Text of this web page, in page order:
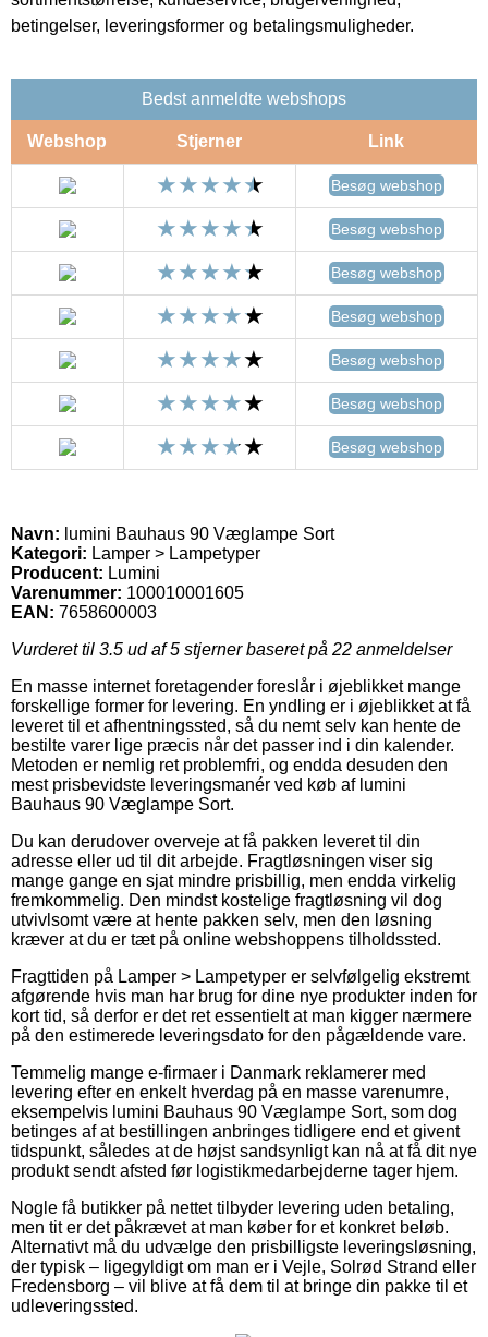
betingelser, leveringsformer og betalingsmuligheder.
Bedst anmeldte webshops
Webshop Stjerner Link
Besøg webshop
Besøg webshop
Besøg webshop
Besøg webshop
Besøg webshop
Besøg webshop
Besøg webshop
Navn: lumini Bauhaus 90 Væglampe Sort
Kategori: Lamper > Lampetyper
Producent: Lumini
Varenummer: 100010001605
EAN: 7658600003
Vurderet til 3.5 ud af 5 stjerner baseret på 22 anmeldelser
En masse internet foretagender foreslår i øjeblikket mange
forskellige former for levering. En yndling er i øjeblikket at få
leveret til et afhentningssted, så du nemt selv kan hente de
bestilte varer lige præcis når det passer ind i din kalender.
Metoden er nemlig ret problemfri, og endda desuden den
mest prisbevidste leveringsmanér ved køb af lumini
Bauhaus 90 Væglampe Sort.
Du kan derudover overveje at få pakken leveret til din
adresse eller ud til dit arbejde. Fragtløsningen viser sig
mange gange en sjat mindre prisbillig, men endda virkelig
fremkommelig. Den mindst kostelige fragtløsning vil dog
utvivlsomt være at hente pakken selv, men den løsning
kræver at du er tæt på online webshoppens tilholdssted.
Fragttiden på Lamper > Lampetyper er selvfølgelig ekstremt
afgørende hvis man har brug for dine nye produkter inden for
kort tid, så derfor er det ret essentielt at man kigger nærmere
på den estimerede leveringsdato for den pågældende vare.
Temmelig mange e-firmaer i Danmark reklamerer med
levering efter en enkelt hverdag på en masse varenumre,
eksempelvis lumini Bauhaus 90 Væglampe Sort, som dog
betinges af at bestillingen anbringes tidligere end et givent
tidspunkt, således at de højst sandsynligt kan nå at få dit nye
produkt sendt afsted før logistikmedarbejderne tager hjem.
Nogle få butikker på nettet tilbyder levering uden betaling,
men tit er det påkrævet at man køber for et konkret beløb.
Alternativt må du udvælge den prisbilligste leveringsløsning,
der typisk – ligegyldigt om man er i Vejle, Solrød Strand eller
Fredensborg – vil blive at få dem til at bringe din pakke til et
udleveringssted.